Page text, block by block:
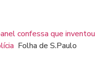
confessa que inventou
Folha de S.Paulo